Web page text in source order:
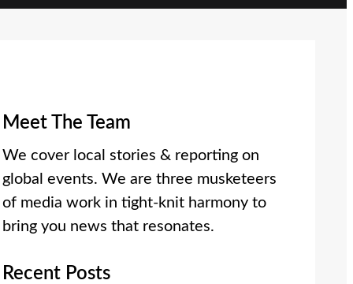
Meet The Team
We cover local stories & reporting on
global events. We are three musketeers
of media work in tight-knit harmony to
bring you news that resonates.
Recent Posts